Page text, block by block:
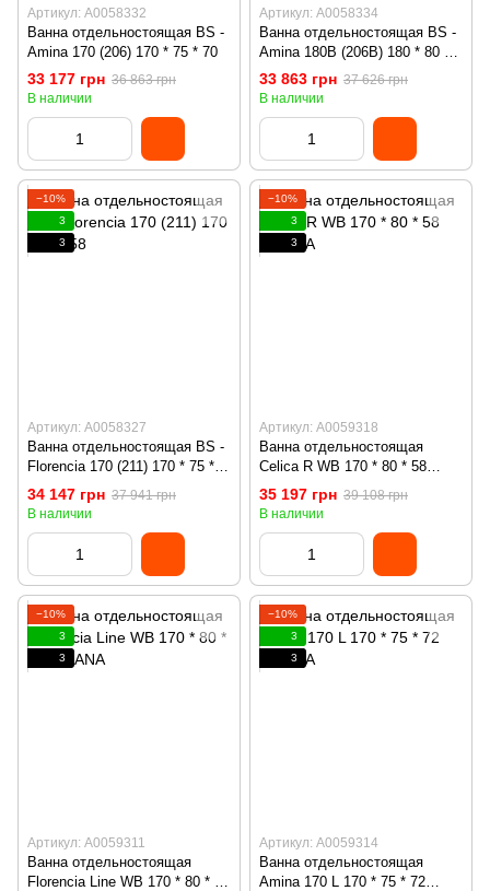
Артикул: А0058332
Ванна отдельностоящая BS -
Amina 170 (206) 170 * 75 * 70
33 177 грн 36 863 грн
В наличии
Артикул: А0058334
Ванна отдельностоящая BS -
Amina 180B (206B) 180 * 80 *
72 INSANA
33 863 грн 37 626 грн
В наличии
−10%
3
3
Артикул: А0058327
Ванна отдельностоящая BS -
Florencia 170 (211) 170 * 75 *
58
34 147 грн 37 941 грн
В наличии
−10%
3
3
Артикул: А0059318
Ванна отдельностоящая
Celica R WB 170 * 80 * 58
INSANA
35 197 грн 39 108 грн
В наличии
−10%
3
3
Артикул: А0059311
Ванна отдельностоящая
Florencia Line WB 170 * 80 * 58
−10%
3
3
Артикул: А0059314
Ванна отдельностоящая
Amina 170 L 170 * 75 * 72